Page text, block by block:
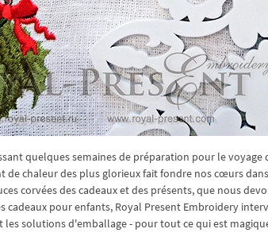
quelques semaines de préparation pour le voyage
de chaleur des plus glorieux fait fondre nos cœurs
corvées des cadeaux et des présents, que nous
cadeaux pour enfants, Royal Present Embroidery
solutions d'emballage - pour tout ce qui est